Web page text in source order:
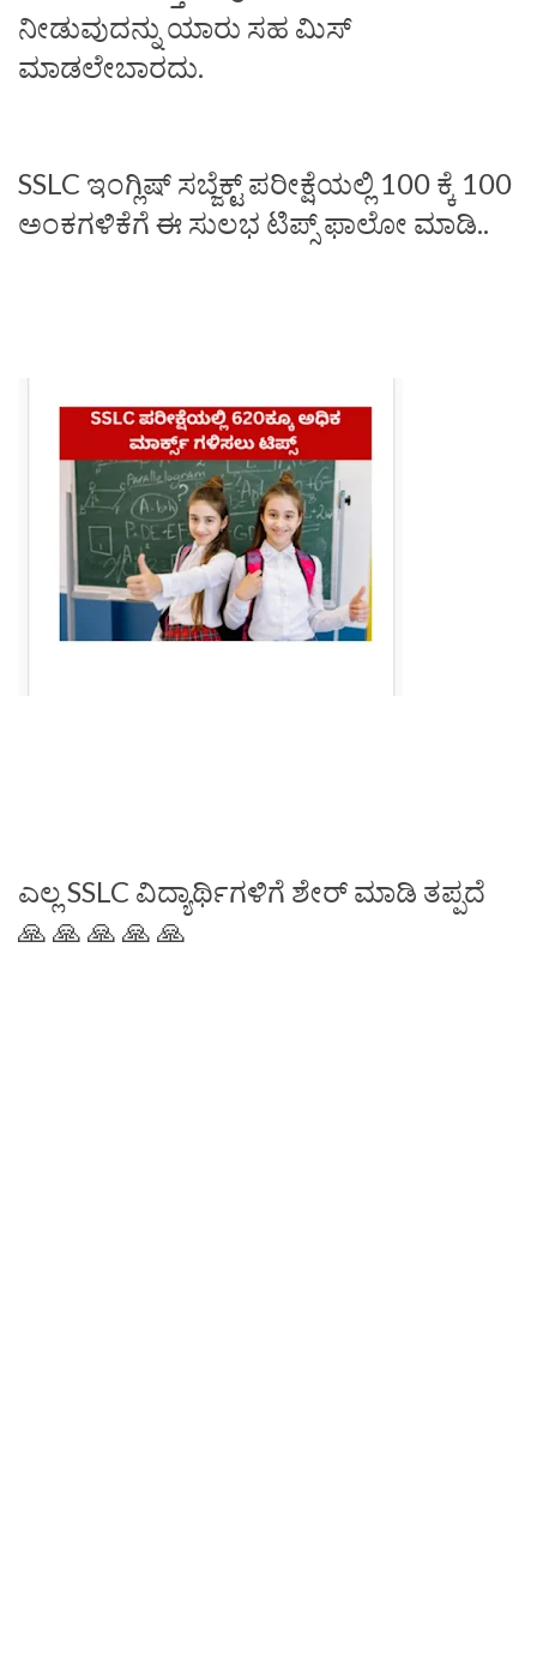
ನೀಡುವುದನ್ನು ಯಾರು ಸಹ ಮಿಸ್‌
ಮಾಡಲೇಬಾರದು.
SSLC ಇಂಗ್ಲಿಷ್‌ ಸಬ್ಜೆಕ್ಟ್‌ ಪರೀಕ್ಷೆಯಲ್ಲಿ 100 ಕ್ಕೆ 100
ಅಂಕಗಳಿಕೆಗೆ ಈ ಸುಲಭ ಟಿಪ್ಸ್‌ ಫಾಲೋ ಮಾಡಿ..
ಎಲ್ಲ SSLC ವಿದ್ಯಾರ್ಥಿಗಳಿಗೆ ಶೇರ್ ಮಾಡಿ ತಪ್ಪದೆ
🙏 🙏 🙏 🙏 🙏